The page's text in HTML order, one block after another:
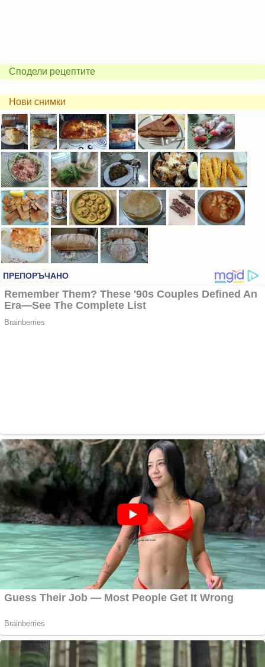
Сподели рецептите
Нови снимки